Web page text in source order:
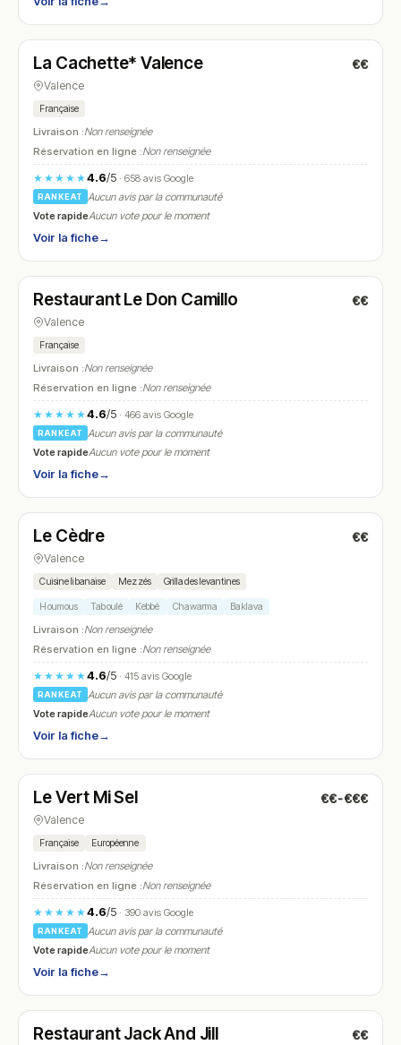
N° 23
La Cachette* Valence €€
Valence
Française
Livraison :Non renseignée
Réservation en ligne :Non renseignée
★★★★★4.6/5· 658 avis Google
RANKEAT
Aucun avis par la communauté
Vote rapideAucun vote pour le moment
Voir la fiche→
N° 24
Restaurant Le Don Camillo €€
Valence
Française
Livraison :Non renseignée
Réservation en ligne :Non renseignée
★★★★★4.6/5· 466 avis Google
RANKEAT
Aucun avis par la communauté
Vote rapideAucun vote pour le moment
Voir la fiche→
N° 25
Le Cèdre €€
Valence
Cuisine libanaise Mezzés Grillades levantines
Houmous Taboulé Kebbé Chawarma Baklava
Livraison :Non renseignée
Réservation en ligne :Non renseignée
★★★★★4.6/5· 415 avis Google
RANKEAT
Aucun avis par la communauté
Vote rapideAucun vote pour le moment
Voir la fiche→
N° 26
Le Vert Mi Sel €€-€€€
Valence
Française Européenne
Livraison :Non renseignée
Réservation en ligne :Non renseignée
★★★★★4.6/5· 390 avis Google
RANKEAT
Aucun avis par la communauté
Vote rapideAucun vote pour le moment
Voir la fiche→
N° 27
Restaurant Jack And Jill €€